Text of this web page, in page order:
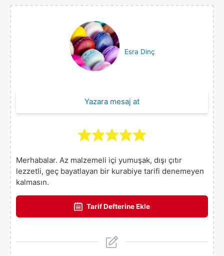
Esra Dinç
Yazara mesaj at
Merhabalar. Az malzemeli içi yumuşak, dışı çıtır
lezzetli, geç bayatlayan bir kurabiye tarifi denemeyen
kalmasın.
Tarif Defterine Ekle